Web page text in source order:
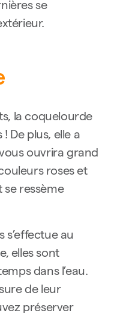
se
la coquelourde
De plus, elle a
ouvrira grand
roses et
ressème
s’effectue au
elles sont
dans l’eau.
de leur
préserver